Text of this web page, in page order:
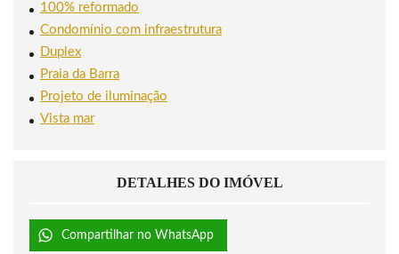
100% reformado
Condomínio com infraestrutura
Duplex
Praia da Barra
Projeto de iluminação
Vista mar
DETALHES DO IMÓVEL
Compartilhar no WhatsApp